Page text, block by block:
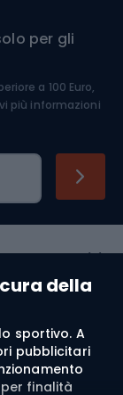
della
sportivo. A
pubblicitari
finalità
per gli
a 100 Euro,
più informazioni